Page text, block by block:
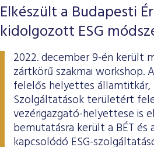
Elkészült a Budapesti
kidolgozott ESG
2022. december 9-én került
zártkörű szakmai workshop.
felelős helyettes államtitkár,
Szolgáltatások területért
vezérigazgató-helyettese is
bemutatásra került a BÉT
kapcsolódó ESG-